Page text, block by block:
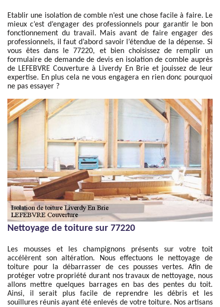
Etablir une isolation de comble n’est une chose facile à faire. Le
mieux c’est d’engager des professionnels pour garantir le bon
fonctionnement du travail. Mais avant de faire engager des
professionnels, il faut d’abord savoir l’étendue de la dépense. Si
vous êtes dans le 77220, et bien choisissez de remplir un
formulaire de demande de devis en isolation de comble auprès
de LEFEBVRE Couverture à Liverdy En Brie et jouissez de leur
expertise. En plus cela ne vous engagera en rien donc pourquoi
ne pas essayer ?
Nettoyage de toiture sur 77220
Les mousses et les champignons présents sur votre toit
accélèrent son altération. Nous effectuons le nettoyage de
toiture pour la débarrasser de ces pousses vertes. Afin de
protéger votre propriété durant nos travaux de nettoyage, nous
allons mettre quelques barrages en bas des pentes du toit.
Ainsi, il serait plus facile de reprendre les débris et les
souillures réunis ayant été enlevés de votre toiture. Nos artisans